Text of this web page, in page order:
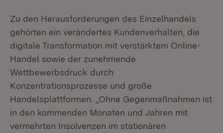
Zu den Herausforderungen des Einzelhandels
gehörten ein verändertes Kundenverhalten, die
digitale Transformation mit verstärktem Online-
Handel sowie der zunehmende
Wettbewerbsdruck durch
Konzentrationsprozesse und große
Handelsplattformen. „Ohne Gegenmaßnahmen ist
in den kommenden Monaten und Jahren mit
vermehrten Insolvenzen im stationären